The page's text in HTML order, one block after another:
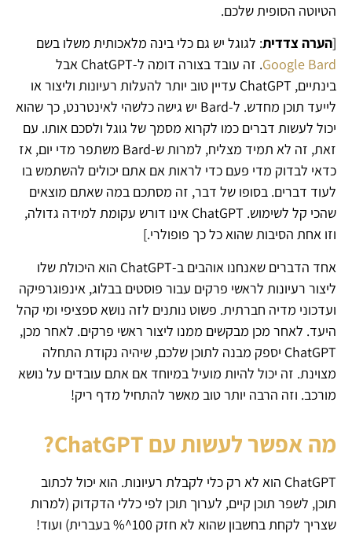
הטיוטה הסופית שלכם.
[הערה צדדית: לגוגל יש גם כלי בינה מלאכותית משלו בשם
Google Bard
. זה עובד בצורה דומה ל-ChatGPT אבל
בינתיים, ChatGPT עדיין טוב יותר להעלות רעיונות וליצור או
לייעד תוכן מחדש. ל-Bard יש גישה כלשהי לאינטרנט, כך שהוא
יכול לעשות דברים כמו לקרוא מסמך של גוגל ולסכם אותו. עם
זאת, זה לא תמיד מצליח, למרות ש-Bard משתפר מדי יום, אז
כדאי לבדוק מדי פעם כדי לראות אם אתם יכולים להשתמש בו
לעוד דברים. בסופו של דבר, זה מסתכם במה שאתם מוצאים
שהכי קל לשימוש. ChatGPT אינו דורש עקומת למידה גדולה,
וזו אחת הסיבות שהוא כל כך פופולרי.]
אחד הדברים שאנחנו אוהבים ב-ChatGPT הוא היכולת שלו
ליצור רעיונות לראשי פרקים עבור פוסטים בבלוג, אינפוגרפיקה
ועדכוני מדיה חברתית. פשוט נותנים לזה נושא ספציפי ומי קהל
היעד. לאחר מכן מבקשים ממנו ליצור ראשי פרקים. לאחר מכן,
ChatGPT יספק מבנה לתוכן שלכם, שיהיה נקודת התחלה
מצוינת. זה יכול להיות מועיל במיוחד אם אתם עובדים על נושא
מורכב. וזה הרבה יותר טוב מאשר להתחיל מדף ריק!
מה אפשר לעשות עם ChatGPT?
ChatGPT הוא לא רק כלי לקבלת רעיונות. הוא יכול לכתוב
תוכן, לשפר תוכן קיים, לערוך תוכן לפי כללי הדקדוק (למרות
שצריך לקחת בחשבון שהוא לא חזק 100^% בעברית) ועוד!